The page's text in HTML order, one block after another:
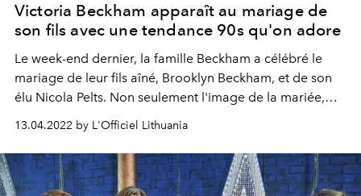
Victoria Beckham apparaît au mariage de
son fils avec une tendance 90s qu'on adore
Le week-end dernier, la famille Beckham a célébré le
mariage de leur fils aîné, Brooklyn Beckham, et de son
élu Nicola Pelts. Non seulement l'image de la mariée,
mais aussi la robe portée par la créatrice Victoria
Beckham ont été saluées lors de cette cérémonie.
13.04.2022 by L'Officiel Lithuania